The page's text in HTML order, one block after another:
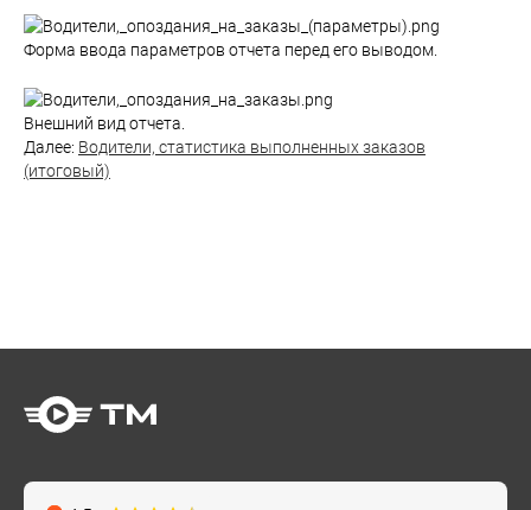
Форма ввода параметров отчета перед его выводом.
Внешний вид отчета.
Далее: Водители, статистика выполненных заказов
(итоговый)